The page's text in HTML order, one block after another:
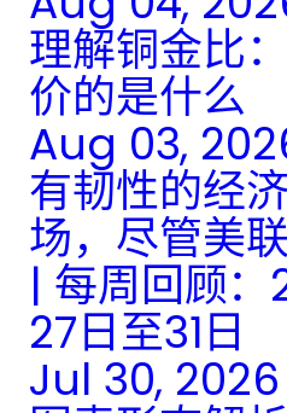
理解铜金比
价的是什么
Aug 03,
有韧性的经
场，尽管美
| 每周回顾
27日至31日
Jul 30, 2026